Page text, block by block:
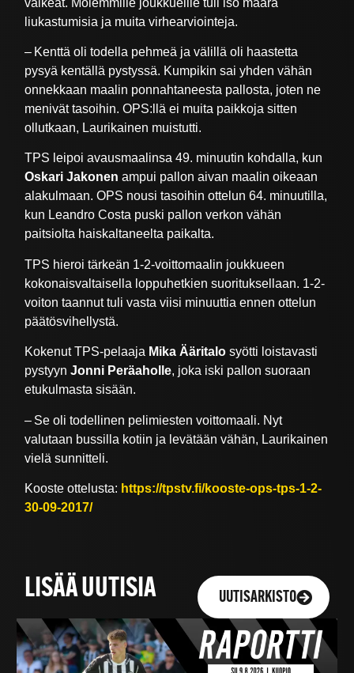
liukastumisia ja muita virhearviointeja.
– Kenttä oli todella pehmeä ja välillä oli haastetta
pysyä kentällä pystyssä. Kumpikin sai yhden vähän
onnekkaan maalin ponnahtaneesta pallosta, joten ne
menivät tasoihin. OPS:llä ei muita paikkoja sitten
ollutkaan, Laurikainen muistutti.
TPS leipoi avausmaalinsa 49. minuutin kohdalla, kun
Oskari Jakonen ampui pallon aivan maalin oikeaan
alakulmaan. OPS nousi tasoihin ottelun 64. minuutilla,
kun Leandro Costa puski pallon verkon vähän
paitsiolta haiskaltaneelta paikalta.
TPS hieroi tärkeän 1-2-voittomaalin joukkueen
kokonaisvaltaisella loppuhetkien suorituksellaan. 1-2-
voiton taannut tuli vasta viisi minuuttia ennen ottelun
päätösvihellystä.
Kokenut TPS-pelaaja Mika Ääritalo syötti loistavasti
pystyyn Jonni Peräaholle, joka iski pallon suoraan
etukulmasta sisään.
– Se oli todellinen pelimiesten voittomaali. Nyt
valutaan bussilla kotiin ja levätään vähän, Laurikainen
vielä sunnitteli.
Kooste ottelusta: https://tpstv.fi/kooste-ops-tps-1-2-
30-09-2017/
LISÄÄ UUTISIA UUTISARKISTO